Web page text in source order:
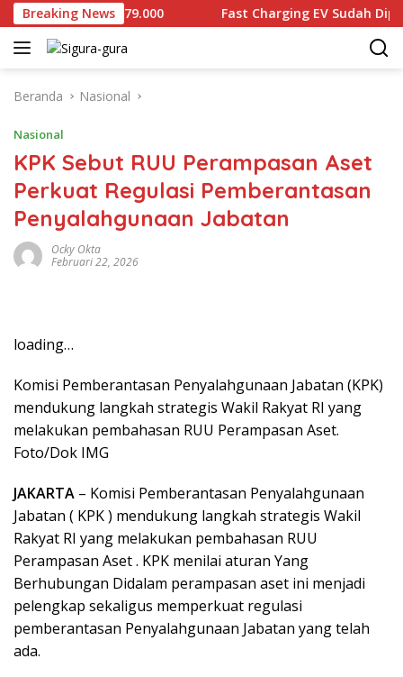
Langsung
ke
konten
Breaking News
Rp2.679.000 Fast Charging EV Sudah
Beranda Nasional
Nasional
KPK Sebut RUU Perampasan Aset
Perkuat Regulasi Pemberantasan
Penyalahgunaan Jabatan
Ocky Okta
Februari 22, 2026
loading…
Komisi Pemberantasan Penyalahgunaan Jabatan (KPK)
mendukung langkah strategis Wakil Rakyat RI yang
melakukan pembahasan RUU Perampasan Aset.
Foto/Dok IMG
JAKARTA – Komisi Pemberantasan Penyalahgunaan
Jabatan ( KPK ) mendukung langkah strategis Wakil
Rakyat RI yang melakukan pembahasan RUU
Perampasan Aset . KPK menilai aturan Yang
Berhubungan Didalam perampasan aset ini menjadi
pelengkap sekaligus memperkuat regulasi
pemberantasan Penyalahgunaan Jabatan yang telah
ada.